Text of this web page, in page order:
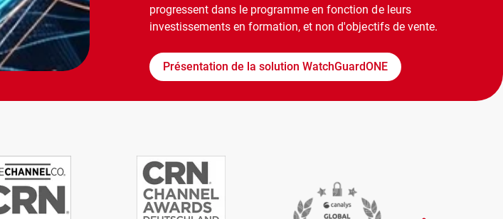
progressent dans le programme en fonction de leurs
investissements en formation, et non d'objectifs de vente.
Présentation de la solution WatchGuardONE